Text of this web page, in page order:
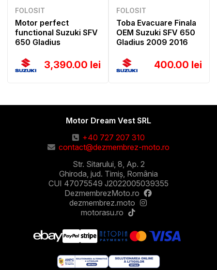
FOLOSIT
Motor perfect
functional Suzuki SFV
650 Gladius
3,390.00 lei
FOLOSIT
Toba Evacuare Finala
OEM Suzuki SFV 650
Gladius 2009 2016
400.00 lei
Motor Dream Vest SRL
+40 727 207 310
contact@dezmembrez-moto.ro
Str. Sitarului, 8, Ap. 2
Ghiroda, jud. Timiș, România
CUI 47075549 J2022005039355
DezmembrezMoto.ro
dezmembrez.moto
motorasu.ro